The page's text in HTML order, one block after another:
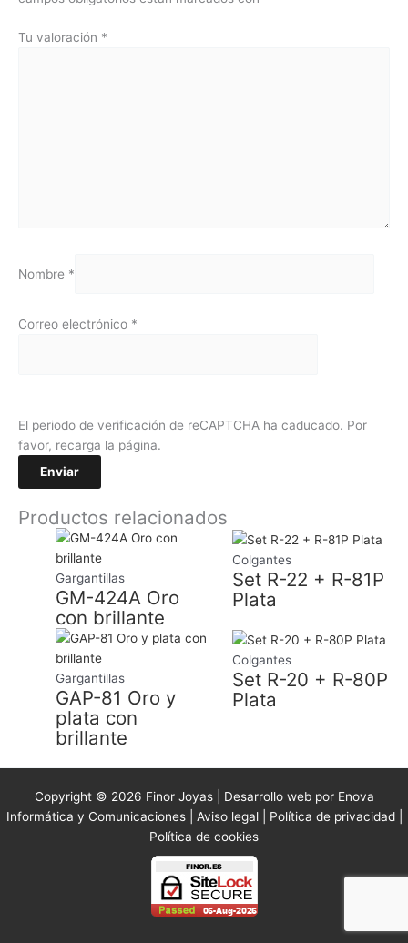
Tu valoración *
Nombre *
Correo electrónico *
El periodo de verificación de reCAPTCHA ha caducado. Por
favor, recarga la página.
Productos relacionados
Gargantillas
GM-424A Oro
con brillante
Colgantes
Set R-22 + R-81P
Plata
Gargantillas
GAP-81 Oro y
plata con
brillante
Colgantes
Set R-20 + R-80P
Plata
Copyright © 2026 Finor Joyas | Desarrollo web por Enova
Informática y Comunicaciones | Aviso legal| Política de privacidad|
Política de cookies